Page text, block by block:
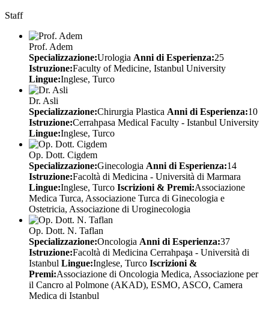
Staff
Prof. Adem
Specializzazione:Urologia Anni di Esperienza:25
Istruzione:Faculty of Medicine, Istanbul University
Lingue:Inglese, Turco
Dr. Asli
Specializzazione:Chirurgia Plastica Anni di Esperienza:10
Istruzione:Cerrahpasa Medical Faculty - Istanbul University
Lingue:Inglese, Turco
Op. Dott. Cigdem
Specializzazione:Ginecologia Anni di Esperienza:14
Istruzione:Facoltà di Medicina - Università di Marmara
Lingue:Inglese, Turco Iscrizioni & Premi:Associazione
Medica Turca, Associazione Turca di Ginecologia e
Ostetricia, Associazione di Uroginecologia
Op. Dott. N. Taflan
Specializzazione:Oncologia Anni di Esperienza:37
Istruzione:Facoltà di Medicina Cerrahpaşa - Università di
Istanbul Lingue:Inglese, Turco Iscrizioni &
Premi:Associazione di Oncologia Medica, Associazione per
il Cancro al Polmone (AKAD), ESMO, ASCO, Camera
Medica di Istanbul